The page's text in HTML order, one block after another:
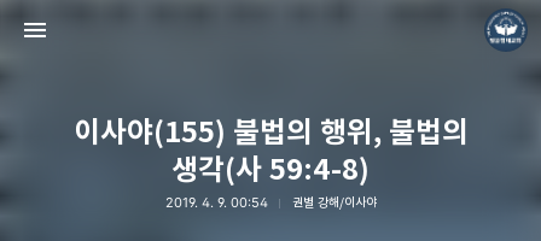
이사야(155) 불법의 행위, 불법의
생각(사 59:4-8)
2019. 4. 9. 00:54 권별 강해/이사야